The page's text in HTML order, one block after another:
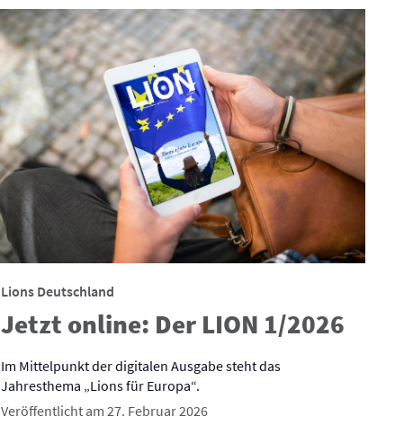
Lions Deutschland
Jetzt online: Der LION 1/2026
Im Mittelpunkt der digitalen Ausgabe steht das
Jahresthema „Lions für Europa“.
Veröffentlicht am 27. Februar 2026